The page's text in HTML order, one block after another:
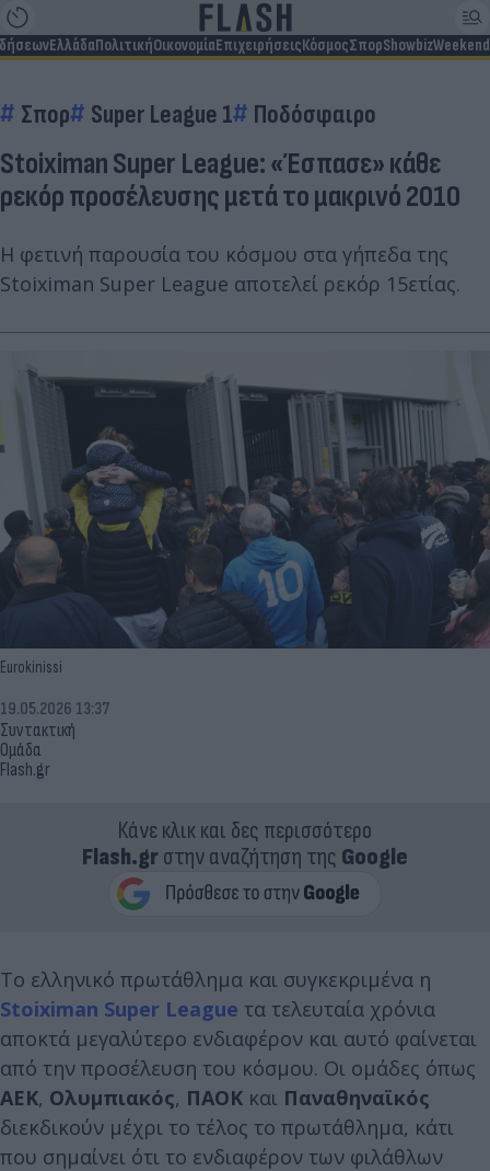
ΕλλάδαΠολιτικήΟικονομίαΕπιχειρήσειςΚόσμοςΣπορShowbizWeekend
Σπορ Super League 1 Ποδόσφαιρο
Stoiximan Super League: «Έσπασε» κάθε
ρεκόρ προσέλευσης μετά το μακρινό 2010
Η φετινή παρουσία του κόσμου στα γήπεδα της
Stoiximan Super League αποτελεί ρεκόρ 15ετίας.
Eurokinissi
Συντακτική
Ομάδα
Flash.gr
19.05.2026 13:37
Κάνε κλικ και δες περισσότερο
Flash.grστην αναζήτηση της Google
Το ελληνικό πρωτάθλημα και συγκεκριμένα η
Stoiximan Super League τα τελευταία χρόνια
αποκτά μεγαλύτερο ενδιαφέρον και αυτό φαίνεται
από την προσέλευση του κόσμου. Οι ομάδες όπως
ΑΕΚ, Ολυμπιακός, ΠΑΟΚ και Παναθηναϊκός
διεκδικούν μέχρι το τέλος το πρωτάθλημα, κάτι
που σημαίνει ότι το ενδιαφέρον των φιλάθλων